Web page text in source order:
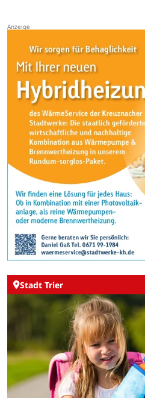
Stadt Trier